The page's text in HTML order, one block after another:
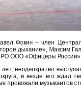
Фокин – член
дыхание», Максим
ООО «Офицеры России»
неоднократно
и везде его ждал
провожали музыкантов